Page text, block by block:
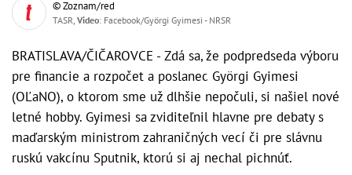
© Zoznam/red
TASR, Video: Facebook/Györgi Gyimesi - NRSR
BRATISLAVA/ČIČAROVCE - Zdá sa, že podpredseda výboru
pre financie a rozpočet a poslanec Györgi Gyimesi
(OĽaNO), o ktorom sme už dlhšie nepočuli, si našiel nové
letné hobby. Gyimesi sa zviditeľnil hlavne pre debaty s
maďarským ministrom zahraničných vecí či pre slávnu
ruskú vakcínu Sputnik, ktorú si aj nechal pichnúť.